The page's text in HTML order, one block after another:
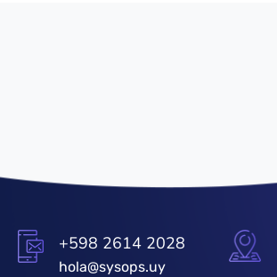
+598 2614 2028
hola@sysops.uy